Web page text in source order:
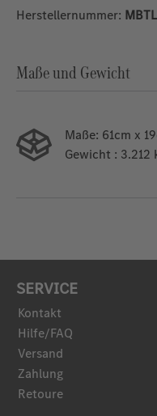
Herstellernummer:
Maße und Gewicht
Maße: 61cm x
Gewicht : 3.212
SERVICE
Kontakt
Hilfe/FAQ
Versand
Zahlung
Retoure